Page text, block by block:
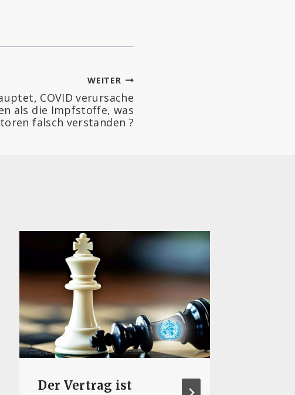
WEITER
COVID verursache
als die Impfstoffe, was
falsch verstanden ?
Der Vertrag ist